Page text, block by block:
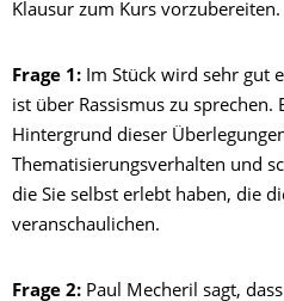
Klausur zum Kurs vorzubereiten.
Frage 1: Im Stück wird sehr gut
ist über Rassismus zu sprechen.
Hintergrund dieser
Thematisierungsverhalten und
die Sie selbst erlebt haben, die
veranschaulichen.
Frage 2: Paul Mecheril sagt,